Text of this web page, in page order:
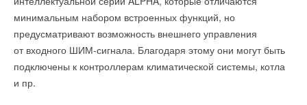
минимальным набором встроенных функций, но
предусматривают возможность внешнего управления
от входного ШИМ-сигнала. Благодаря этому они могут быть
подключены к контроллерам климатической системы, котла
и пр.